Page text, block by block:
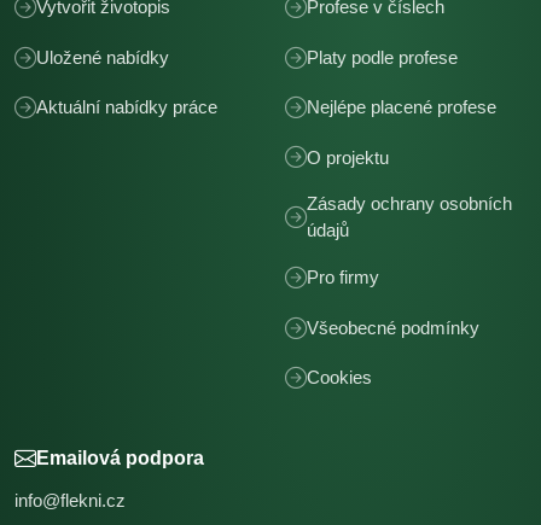
Vytvořit životopis
Uložené nabídky
Aktuální nabídky práce
Profese v číslech
Platy podle profese
Nejlépe placené profese
O projektu
Zásady ochrany osobních
údajů
Pro firmy
Všeobecné podmínky
Cookies
Emailová podpora
info@flekni.cz